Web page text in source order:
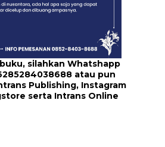
silahkan Whatshapp
atau pun
Publishing, Instagram
serta Intrans Online